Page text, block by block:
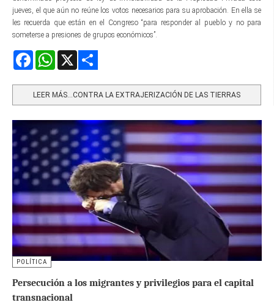
jueves, el que aún no reúne los votos necesarios para su aprobación. En ella se
les recuerda que están en el Congreso “para responder al pueblo y no para
someterse a presiones de grupos económicos”.
FacebookWhatsApp
LEER MÁS…CONTRA LA EXTRAJERIZACIÓN DE LAS TIERRAS
POLÍTICA
Persecución a los migrantes y privilegios para el capital
transnacional